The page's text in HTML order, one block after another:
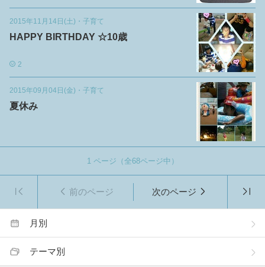
2015年11月14日(土) ・ 子育て
HAPPY BIRTHDAY ☆10歳
2
2015年09月04日(金) ・ 子育て
夏休み
1ページ（全68ページ中）
前のページ 次のページ
月別
テーマ別